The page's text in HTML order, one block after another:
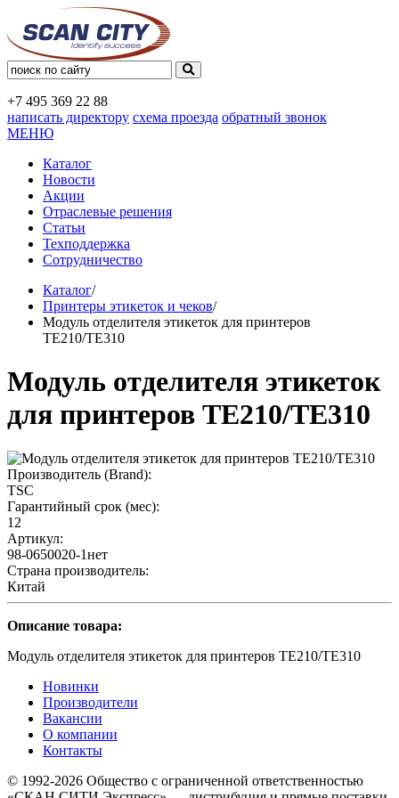
+7 495 369 22 88
написать директору схема проезда обратный звонок
МЕНЮ
Каталог
Новости
Акции
Отраслевые решения
Статьи
Техподдержка
Сотрудничество
Каталог/
Принтеры этикеток и чеков/
Модуль отделителя этикеток для принтеров
TE210/TE310
Модуль отделителя этикеток
для принтеров TE210/TE310
Производитель (Brand):
TSC
Гарантийный срок (мес):
12
Артикул:
98-0650020-1нет
Страна производитель:
Китай
Описание товара:
Модуль отделителя этикеток для принтеров TE210/TE310
Новинки
Производители
Вакансии
О компании
Контакты
© 1992-2026 Общество с ограниченной ответственностью